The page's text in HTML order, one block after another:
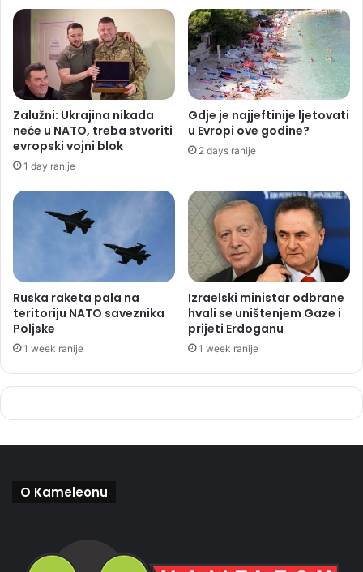
Zalužni: Ukrajina nikada
neće u NATO, treba stvoriti
evropski vojni blok
1 day ranije
Gdje je najjeftinije ljetovati
u Evropi ove godine?
2 days ranije
Ruska raketa pala na
teritoriju NATO saveznika
Poljske
1 week ranije
Izraelski ministar odbrane
hvali se uništenjem Gaze i
prijeti Erdoganu
1 week ranije
O Kameleonu